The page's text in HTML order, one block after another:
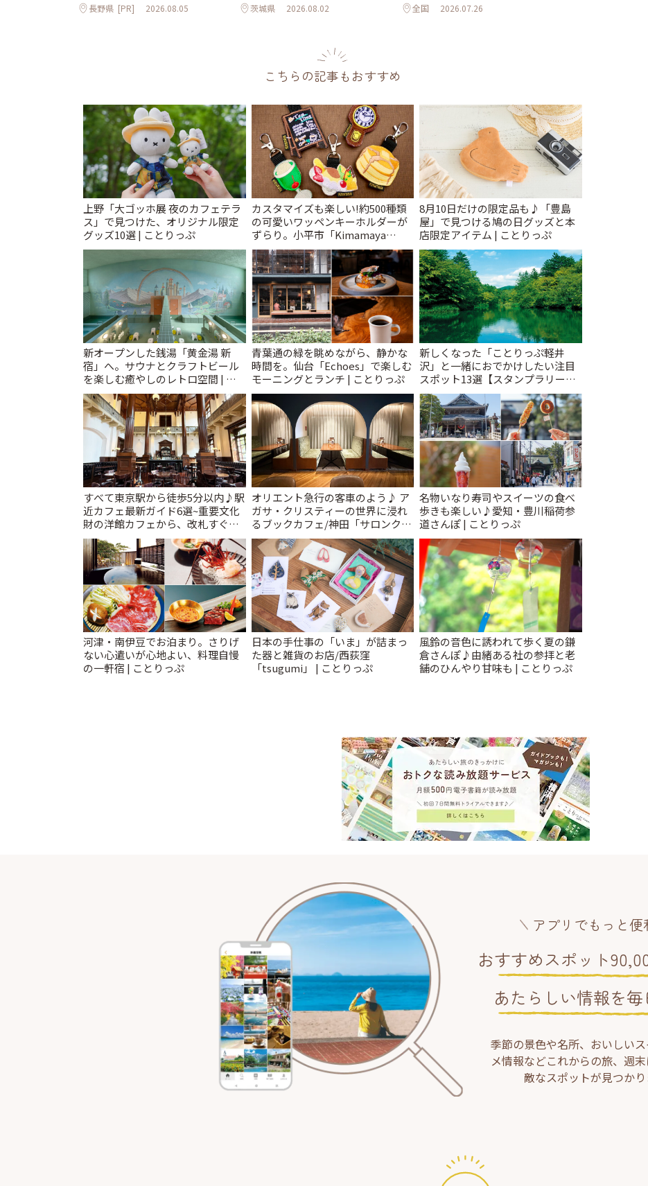
長野県 [PR] 2026.08.05 茨城県 2026.08.02 全国 2026.07.26
こちらの記事もおすすめ
上野「大ゴッホ展 夜のカフェテラ
ス」で見つけた、オリジナル限定
グッズ10選 | ことりっぷ
カスタマイズも楽しい!約500種類
の可愛いワッペンキーホルダーが
ずらり。小平市「Kimamaya
T&K」 | ことりっぷ
8月10日だけの限定品も♪「豊島
屋」で見つける鳩の日グッズと本
店限定アイテム | ことりっぷ
新オープンした銭湯「黄金湯 新
宿」へ。サウナとクラフトビール
を楽しむ癒やしのレトロ空間 | こ
とりっぷ
青葉通の緑を眺めながら、静かな
時間を。仙台「Echoes」で楽しむ
モーニングとランチ | ことりっぷ
新しくなった「ことりっぷ軽井
沢」と一緒におでかけしたい注目
スポット13選【スタンプラリー開
催中】 | ことりっぷ
すべて東京駅から徒歩5分以内♪駅
近カフェ最新ガイド6選~重要文化
財の洋館カフェから、改札すぐの
レトロ喫茶まで~ | ことりっぷ
オリエント急行の客車のよう♪ ア
ガサ・クリスティーの世界に浸れ
るブックカフェ/神田「サロンクリ
スティ」 | ことりっぷ
名物いなり寿司やスイーツの食べ
歩きも楽しい♪愛知・豊川稲荷参
道さんぽ | ことりっぷ
河津・南伊豆でお泊まり。さりげ
ない心遣いが心地よい、料理自慢
の一軒宿 | ことりっぷ
日本の手仕事の「いま」が詰まっ
た器と雑貨のお店/西荻窪
「tsugumi」 | ことりっぷ
風鈴の音色に誘われて歩く夏の鎌
倉さんぽ♪由緒ある社の参拝と老
舗のひんやり甘味も | ことりっぷ
アプリでもっと便
おすすめスポット
あたらしい情報を
季節の景色や名所、おいしい
メ情報などこれからの旅、週
敵なスポットが見つか